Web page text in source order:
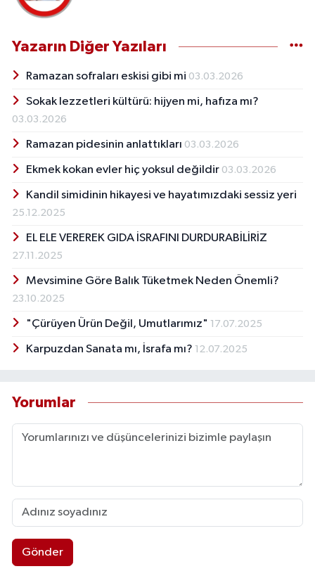
Yazarın Diğer Yazıları
Ramazan sofraları eskisi gibi mi 03.03.2026
Sokak lezzetleri kültürü: hijyen mi, hafıza mı?
03.03.2026
Ramazan pidesinin anlattıkları 03.03.2026
Ekmek kokan evler hiç yoksul değildir 03.03.2026
Kandil simidinin hikayesi ve hayatımızdaki sessiz yeri
25.12.2025
EL ELE VEREREK GIDA İSRAFINI DURDURABİLİRİZ
27.11.2025
Mevsimine Göre Balık Tüketmek Neden Önemli?
23.10.2025
"Çürüyen Ürün Değil, Umutlarımız" 17.07.2025
Karpuzdan Sanata mı, İsrafa mı? 12.07.2025
Yorumlar
Gönder